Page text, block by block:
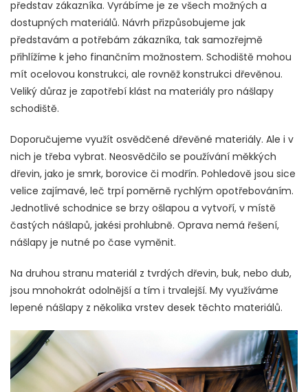
představ zákazníka. Vyrábíme je ze všech možných a
dostupných materiálů. Návrh přizpůsobujeme jak
představám a potřebám zákazníka, tak samozřejmě
přihlížíme k jeho finančním možnostem. Schodiště mohou
mít ocelovou konstrukci, ale rovněž konstrukci dřevěnou.
Veliký důraz je zapotřebí klást na materiály pro nášlapy
schodiště.
Doporučujeme využít osvědčené dřevěné materiály. Ale i v
nich je třeba vybrat. Neosvědčilo se používání měkkých
dřevin, jako je smrk, borovice či modřín. Pohledově jsou sice
velice zajímavé, leč trpí poměrně rychlým opotřebováním.
Jednotlivé schodnice se brzy ošlapou a vytvoří, v místě
častých nášlapů, jakési prohlubně. Oprava nemá řešení,
nášlapy je nutné po čase vyměnit.
Na druhou stranu materiál z tvrdých dřevin, buk, nebo dub,
jsou mnohokrát odolnější a tím i trvalejší. My využíváme
lepené nášlapy z několika vrstev desek těchto materiálů.